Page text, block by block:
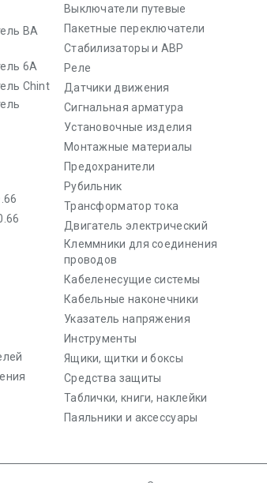
ВА
6А
Chint
Выключатели путевые
Пакетные переключатели
Стабилизаторы и АВР
Реле
Датчики движения
Сигнальная арматура
Установочные изделия
Монтажные материалы
Предохранители
Рубильник
Трансформатор тока
Двигатель электрический
Клеммники для соединения
проводов
Кабеленесущие системы
Кабельные наконечники
Указатель напряжения
Инструменты
Ящики, щитки и боксы
Средства защиты
Таблички, книги, наклейки
Паяльники и аксессуары